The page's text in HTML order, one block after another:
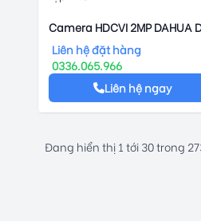
Camera HDCVI 2MP DAHUA
HAC-HFW1200TP-A-S5 Tích
Hợp Mic
Liên hệ đặt hàng
0336.065.966
Liên hệ ngay
Đang hiển thị1 tới30trong